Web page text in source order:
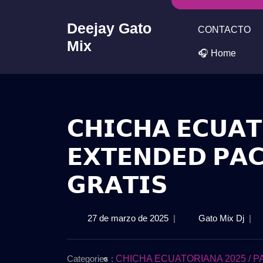
Deejay Gato
Mix
CONTACTO
🎧 Home
𝗖𝗛𝗜𝗖𝗛𝗔
𝗘𝗫𝗧𝗘𝗡𝗗𝗘𝗗
𝗚𝗥𝗔𝗧𝗜𝗦
27 de marzo de 202527
de
| Gato Mix Dj |
Categories : CHICHA ECUATORIANA 2025 /